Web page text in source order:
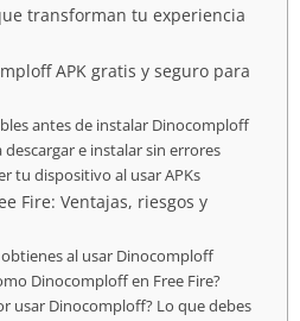
transforman tu experiencia
APK gratis y seguro para
antes de instalar Dinocomploff
descargar e instalar sin errores
tu dispositivo al usar APKs
Fire: Ventajas, riesgos y
al usar Dinocomploff
Dinocomploff en Free Fire?
usar Dinocomploff? Lo que debes